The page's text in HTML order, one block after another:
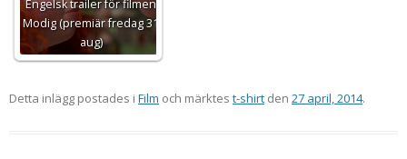
Engelsk trailer för filmen
Modig (premiär fredag 31
aug)
Detta inlägg postades i Film och märktes t-shirt den 27 april, 2014.